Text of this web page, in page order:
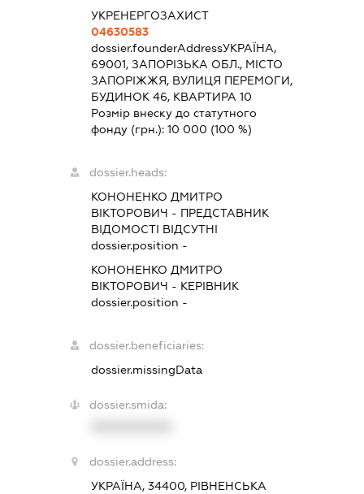
УКРЕНЕРГОЗАХИСТ
04630583
dossier.founderAddressУКРАЇНА,
69001, ЗАПОРІЗЬКА ОБЛ., МІСТО
ЗАПОРІЖЖЯ, ВУЛИЦЯ ПЕРЕМОГИ,
БУДИНОК 46, КВАРТИРА 10
Розмір внеску до статутного
фонду (грн.):10 000 (100 %)
dossier.heads:
КОНОНЕНКО ДМИТРО
ВІКТОРОВИЧ - ПРЕДСТАВНИК
ВІДОМОСТІ ВІДСУТНІ
dossier.position -
КОНОНЕНКО ДМИТРО
ВІКТОРОВИЧ - КЕРІВНИК
dossier.position -
dossier.beneficiaries:
dossier.missingData
dossier.smida:
dossier.address:
УКРАЇНА, 34400, РІВНЕНСЬКА